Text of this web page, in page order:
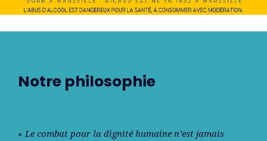
Notre philosophie
« Le combat pour la dignité humaine n’est jamais